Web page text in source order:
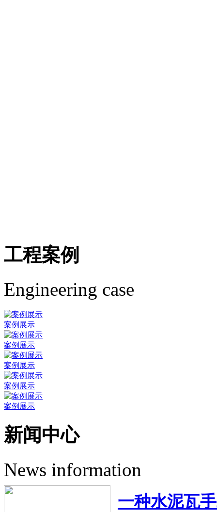
工程案例
Engineering case
案例展示
案例展示
案例展示
案例展示
案例展示
新闻中心
News information
一种水泥瓦